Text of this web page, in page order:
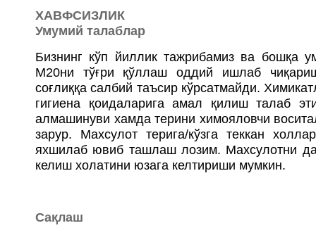
ХАВФСИЗЛИК
Умумий талаблар
Бизнинг кўп йиллик тажрибамиз ва бошқа
M20ни тўғри қўллаш оддий ишлаб
соғлиққа салбий таъсир кўрсатмайди.
гигиена қоидаларига амал қилиш талаб
алмашинуви хамда терини химояловчи
зарур. Махсулот терига/кўзга теккан
яхшилаб ювиб ташлаш лозим. Махсулотни
келиш холатини юзага келтириши мумкин.
Сақлаш